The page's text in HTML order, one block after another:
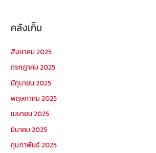
คลังเก็บ
สิงหาคม 2025
กรกฎาคม 2025
มิถุนายน 2025
พฤษภาคม 2025
เมษายน 2025
มีนาคม 2025
กุมภาพันธ์ 2025